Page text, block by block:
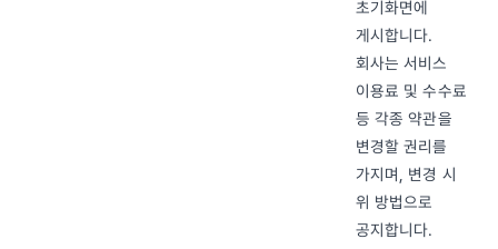
초기화면에
게시합니다.
회사는 서비스
이용료 및 수수료
등 각종 약관을
변경할 권리를
가지며, 변경 시
위 방법으로
공지합니다.